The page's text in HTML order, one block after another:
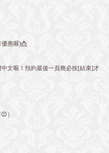
優惠喔)📩
文喔！預約最後一頁務必按[結束]才
）